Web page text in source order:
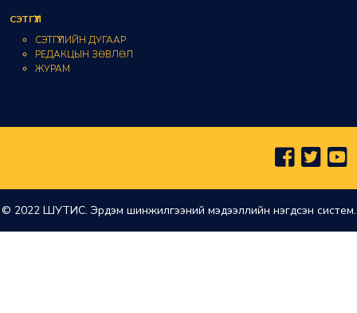
СЭТГҮҮЛ
СЭТГҮҮЛИЙН ДУГААР
РЕДАКЦЫН ЗӨВЛӨЛ
ЖУРАМ
© 2022 ШУТИС. Эрдэм шинжилгээний мэдээллийн нэгдсэн систем.